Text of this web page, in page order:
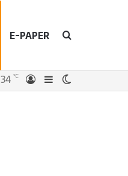
E-PAPER Search
Sidebar
Log
34 ℃